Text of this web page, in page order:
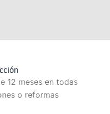
12 meses en todas
o reformas